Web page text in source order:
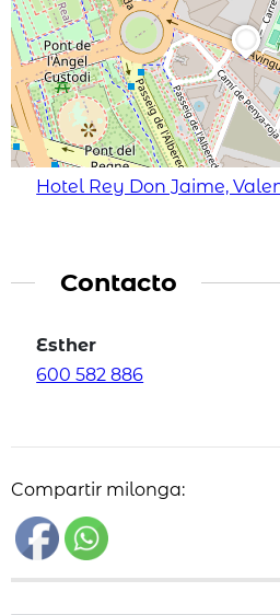
Hotel Rey Don Jaime,
Contacto
Esther
600 582 886
Compartir milonga: